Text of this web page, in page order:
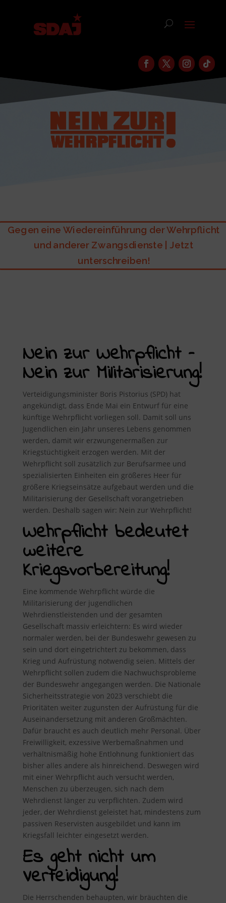
Gegen eine Wiedereinführung der Wehrpflicht
und anderer Zwangsdienste | Jetzt
unterschreiben!
Nein zur Wehrpflicht –
Nein zur Militarisierung!
Verteidigungsminister Boris Pistorius (SPD) hat
angekündigt, dass Ende Mai ein Entwurf für eine
künftige Wehrpflicht vorliegen soll. Damit soll uns
Jugendlichen ein Jahr unseres Lebens genommen
werden, damit wir erzwungenermaßen zur
Kriegstüchtigkeit erzogen werden. Mit der
Wehrpflicht soll zusätzlich zur Berufsarmee und
spezialisierten Einheiten ein größeres Heer für
größere Kriegseinsätze aufgebaut werden und die
Militarisierung der Gesellschaft vorangetrieben
werden. Deshalb sagen wir: Nein zur Wehrpflicht!
Wehrpflicht bedeutet
weitere
Kriegsvorbereitung!
Eine kommende Wehrpflicht würde die
Militarisierung der jugendlichen
Wehrdienstleistenden und der gesamten
Gesellschaft massiv erleichtern: Es wird wieder
normaler werden, bei der Bundeswehr gewesen zu
sein und dort eingetrichtert zu bekommen, dass
Krieg und Aufrüstung notwendig seien. Mittels der
Wehrpflicht sollen zudem die Nachwuchsprobleme
der Bundeswehr angegangen werden. Die Nationale
Sicherheitsstrategie von 2023 verschiebt die
Prioritäten weiter zugunsten der Aufrüstung für die
Auseinandersetzung mit anderen Großmächten.
Dafür braucht es auch deutlich mehr Personal. Über
Freiwilligkeit, exzessive Werbemaßnahmen und
verhältnismäßig hohe Entlohnung funktioniert das
bisher alles andere als hinreichend. Deswegen wird
mit einer Wehrpflicht auch versucht werden,
Menschen zu überzeugen, sich nach dem
Wehrdienst länger zu verpflichten. Zudem wird
jeder, der Wehrdienst geleistet hat, mindestens zum
passiven Reservisten ausgebildet und kann im
Kriegsfall leichter eingesetzt werden.
Es geht nicht um
Verteidigung!
Die Herrschenden behaupten, wir bräuchten die